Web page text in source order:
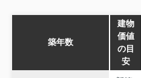
築年数
建物
価値
の目
安